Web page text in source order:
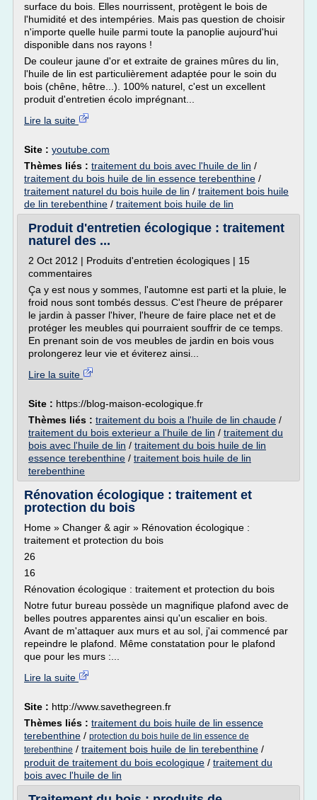
surface du bois. Elles nourrissent, protègent le bois de
l'humidité et des intempéries. Mais pas question de choisir
n'importe quelle huile parmi toute la panoplie aujourd'hui
disponible dans nos rayons !
De couleur jaune d'or et extraite de graines mûres du lin,
l'huile de lin est particulièrement adaptée pour le soin du
bois (chêne, hêtre...). 100% naturel, c'est un excellent
produit d'entretien écolo imprégnant...
Lire la suite
Site : youtube.com
Thèmes liés : traitement du bois avec l'huile de lin /
traitement du bois huile de lin essence terebenthine /
traitement naturel du bois huile de lin / traitement bois huile
de lin terebenthine / traitement bois huile de lin
Produit d'entretien écologique : traitement
naturel des ...
2 Oct 2012 | Produits d'entretien écologiques | 15
commentaires
Ça y est nous y sommes, l'automne est parti et la pluie, le
froid nous sont tombés dessus. C'est l'heure de préparer
le jardin à passer l'hiver, l'heure de faire place net et de
protéger les meubles qui pourraient souffrir de ce temps.
En prenant soin de vos meubles de jardin en bois vous
prolongerez leur vie et éviterez ainsi...
Lire la suite
Site : https://blog-maison-ecologique.fr
Thèmes liés : traitement du bois a l'huile de lin chaude /
traitement du bois exterieur a l'huile de lin / traitement du
bois avec l'huile de lin / traitement du bois huile de lin
essence terebenthine / traitement bois huile de lin
terebenthine
Rénovation écologique : traitement et
protection du bois
Home » Changer & agir » Rénovation écologique :
traitement et protection du bois
26
16
Rénovation écologique : traitement et protection du bois
Notre futur bureau possède un magnifique plafond avec de
belles poutres apparentes ainsi qu'un escalier en bois.
Avant de m'attaquer aux murs et au sol, j'ai commencé par
repeindre le plafond. Même constatation pour le plafond
que pour les murs :...
Lire la suite
Site : http://www.savethegreen.fr
Thèmes liés : traitement du bois huile de lin essence
terebenthine / protection du bois huile de lin essence de
terebenthine / traitement bois huile de lin terebenthine /
produit de traitement du bois ecologique / traitement du
bois avec l'huile de lin